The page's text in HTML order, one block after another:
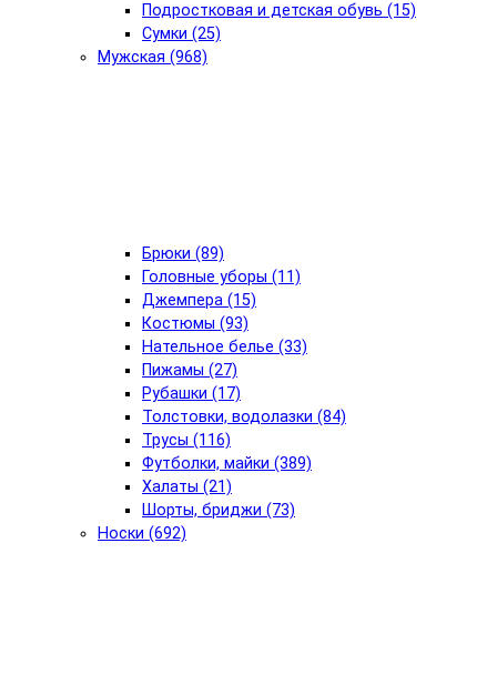
Подростковая и детская обувь (15)
Сумки (25)
Мужская (968)
Брюки (89)
Головные уборы (11)
Джемпера (15)
Костюмы (93)
Нательное белье (33)
Пижамы (27)
Рубашки (17)
Толстовки, водолазки (84)
Трусы (116)
Футболки, майки (389)
Халаты (21)
Шорты, бриджи (73)
Носки (692)